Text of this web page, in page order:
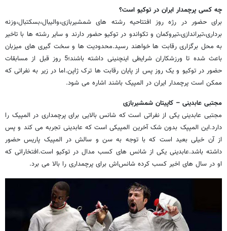
چه کسی پرچمدار ایران در توکیو است؟
برای حضور در رژه روز افتتاحیه رشته های شمشیربازی،والیبال،بسکتبال،وزنه
برداری،تیراندازی،تیروکمان و تکواندو در توکیو حضور دارند و سایر رشته ها با تاخیر
به محل برگزاری رقابت ها خواهند رسید.محدودیت ها و سخت گیری های میزبان
باعث شده تا ورزشکاران شرایطی اینچنینی داشته باشند؛5 روز قبل از مسابقات
حضور در توکیو و یک روز پس از پایان رقابت ها ترک ژاپن.اما در زیر به نفراتی که
ممکن است پرچمدار ایران در المپیک باشند اشاره می شود.
مجتبی عابدینی – کاپیتان شمشیربازی
مجتبی عابدینی یکی از نفراتی است که شانس بالایی برای پرچمداری در المپیک را
دارد.این المپپک بدون شک آخرین المپیکی است که عابدینی تجربه می کند و پس
از آن خیلی بعید است که با توجه به سن و سالش در المپیک پاریس حضور
داشته باشد.عابدینی یکی از شانس های کسب مدال در توکیو است.افتخاراتی که
او در سال های اخیر کسب کرده شانس‌اش برای پرچمداری را بالا می برد.